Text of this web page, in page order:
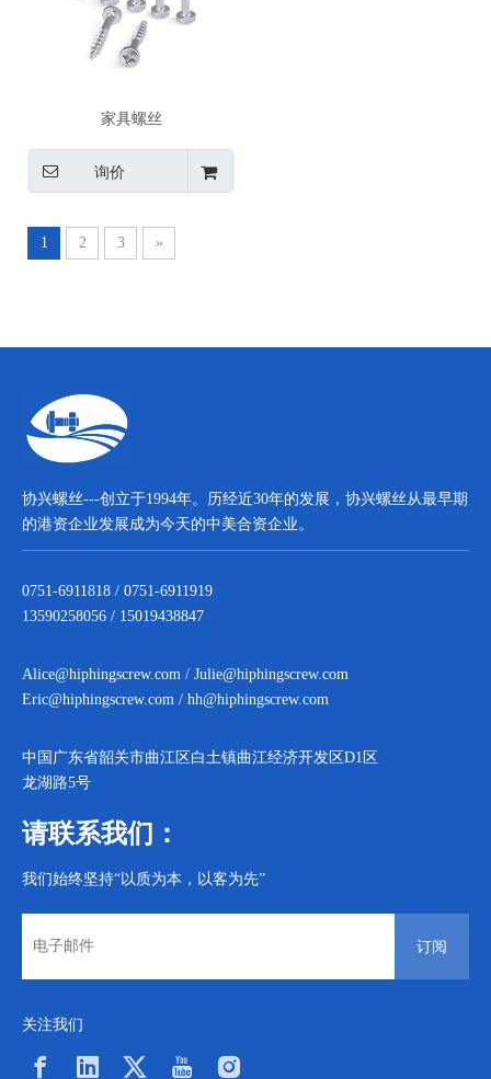
家具螺丝
询价
1 2 3 »
协兴螺丝---创立于1994年。历经近30年的发展，协兴螺丝从最早期
的港资企业发展成为今天的中美合资企业。
0751-6911818 / 0751-6911919
13590258056 / 15019438847
Alice@hiphingscrew.com / Julie@hiphingscrew.com
Eric@hiphingscrew.com / hh@hiphingscrew.com
中国广东省韶关市曲江区白土镇曲江经济开发区D1区
龙湖路5号
请联系我们：
我们始终坚持“以质为本，以客为先”
订阅
关注我们